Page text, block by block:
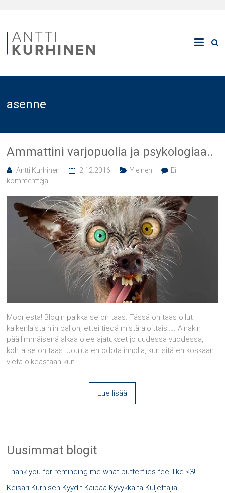
asenne
Ammattini varjopuolia ja psykologiaa..
Antti Kurhinen 2.12.2016 Yleinen
Ei
kommentteja
Moorjesta! Blogin paikka se on taas. Tässä on taas ollut
kaikenlaista niin paljon, ettei tiedä mistä aloittaisi…. Ainakin
päällimmäisenä alkaa olee ajatukset jo uudessa vuodessa,
kohta se on taas. Joulua en odota innolla, kun sitä en koskaan
vietä oikeastaan kun
Lue lisää
Uusimmat blogit
Thank you for reminding me what butterflies feel like <3!
Keisari Kurhisen Kyydit Kaipaa Kyvykkäitä Kuljettajia!